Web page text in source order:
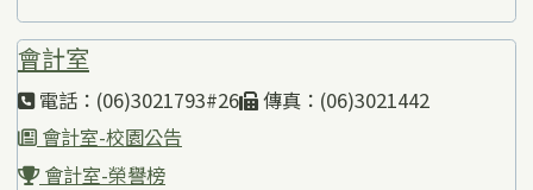
會計室
電話：(06)3021793#26
傳真：(06)3021442
會計室-校園公告
會計室-榮譽榜